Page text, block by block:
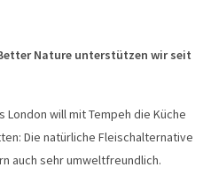
Nature unterstützen wir seit
will mit Tempeh die Küche
Die natürliche Fleischalternative
auch sehr umweltfreundlich.